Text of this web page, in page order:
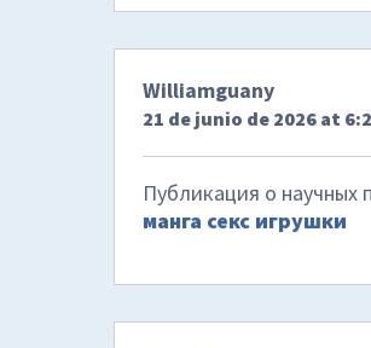
Williamguany
21 de junio de 2026 at
Публикация о научных
манга секс игрушки